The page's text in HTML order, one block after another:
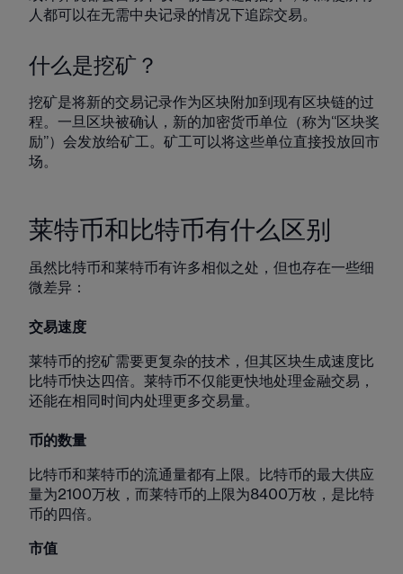
人都可以在无需中央记录的情况下追踪交易。
什么是挖矿？
挖矿是将新的交易记录作为区块附加到现有区块链的过
程。一旦区块被确认，新的加密货币单位（称为“区块奖
励”）会发放给矿工。矿工可以将这些单位直接投放回市
场。
莱特币和比特币有什么区别
虽然比特币和莱特币有许多相似之处，但也存在一些细
微差异：
交易速度
莱特币的挖矿需要更复杂的技术，但其区块生成速度比
比特币快达四倍。莱特币不仅能更快地处理金融交易，
还能在相同时间内处理更多交易量。
币的数量
比特币和莱特币的流通量都有上限。比特币的最大供应
量为2100万枚，而莱特币的上限为8400万枚，是比特
币的四倍。
市值